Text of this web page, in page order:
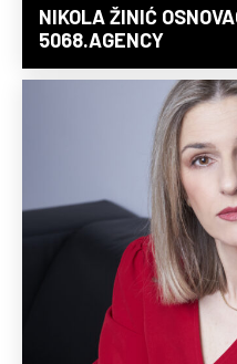
NIKOLA ŽINIĆ
5068.AGENCY